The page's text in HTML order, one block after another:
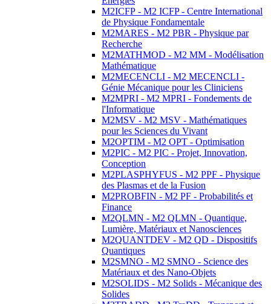
M2ICFP - M2 ICFP - Centre International
de Physique Fondamentale
M2MARES - M2 PBR - Physique par
Recherche
M2MATHMOD - M2 MM - Modélisation
Mathématique
M2MECENCLI - M2 MECENCLI -
Génie Mécanique pour les Cliniciens
M2MPRI - M2 MPRI - Fondements de
l'Informatique
M2MSV - M2 MSV - Mathématiques
pour les Sciences du Vivant
M2OPTIM - M2 OPT - Optimisation
M2PIC - M2 PIC - Projet, Innovation,
Conception
M2PLASPHYFUS - M2 PPF - Physique
des Plasmas et de la Fusion
M2PROBFIN - M2 PF - Probabilités et
Finance
M2QLMN - M2 QLMN - Quantique,
Lumière, Matériaux et Nanosciences
M2QUANTDEV - M2 QD - Dispositifs
Quantiques
M2SMNO - M2 SMNO - Science des
Matériaux et des Nano-Objets
M2SOLIDS - M2 Solids - Mécanique des
Solides